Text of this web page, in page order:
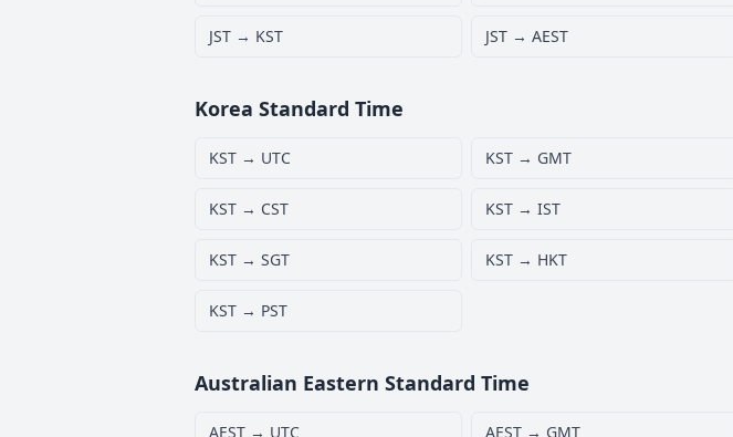
JST → KST JST → AEST
Korea Standard Time
KST → UTC KST → GMT
KST → CST KST → IST
KST → SGT KST → HKT
KST → PST
Australian Eastern Standard Time
AEST → UTC AEST → GMT